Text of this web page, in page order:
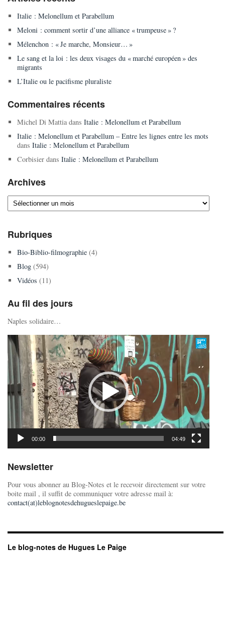
Italie : Melonellum et Parabellum
Meloni : comment sortir d’une alliance « trumpeuse » ?
Mélenchon : « Je marche, Monsieur… »
Le sang et la loi : les deux visages du « marché européen » des
migrants
L’Italie ou le pacifisme pluraliste
Commentaires récents
Michel Di Mattiadans Italie : Melonellum et Parabellum
Italie : Melonellum et Parabellum – Entre les lignes entre les mots
dans Italie : Melonellum et Parabellum
Corbisierdans Italie : Melonellum et Parabellum
Archives
Archives
Rubriques
Bio-Biblio-filmographie(4)
Blog(594)
Vidéos (11)
Au fil des jours
Naples solidaire…
Lecteur
vidéo
00:00 04:49
Newsletter
Pour vous abonner au Blog-Notes et le recevoir directement sur votre
boite mail , il suffit de communiquer votre adresse mail à:
contact(at)leblognotesdehugueslepaige.be
Le blog-notes de Hugues Le Paige